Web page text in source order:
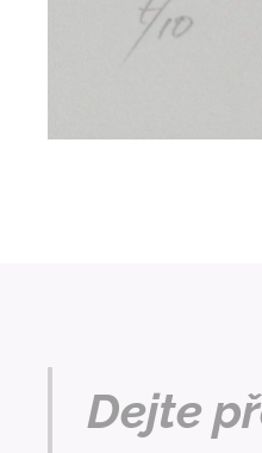
Dejte